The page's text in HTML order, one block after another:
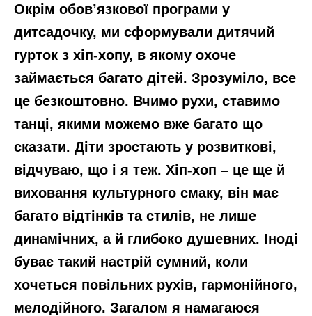
Окрім обов’язкової програми у
дитсадочку, ми сформували дитячий
гурток з хіп-хопу, в якому охоче
займається багато дітей. Зрозуміло, все
це безкоштовно. Вчимо рухи, ставимо
танці, якими можемо вже багато що
сказати. Діти зростають у розвиткові,
відчуваю, що і я теж. Хіп-хоп – це ще й
виховання культурного смаку, він має
багато відтінків та стилів, не лише
динамічних, а й глибоко душевних. Іноді
буває такий настрій сумний, коли
хочеться повільних рухів, гармонійного,
мелодійного. Загалом я намагаюся